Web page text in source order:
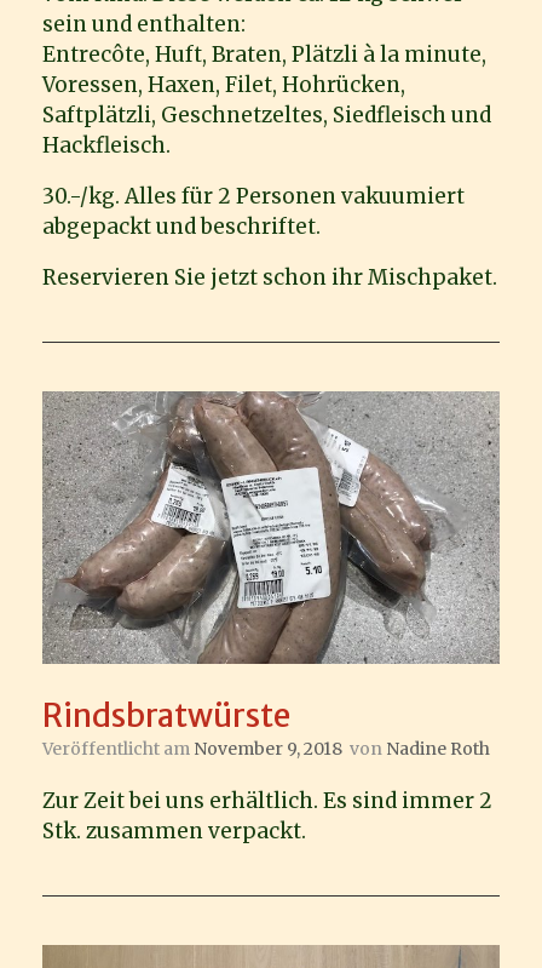
sein und enthalten:
Entrecôte, Huft, Braten, Plätzli à la minute,
Voressen, Haxen, Filet, Hohrücken,
Saftplätzli, Geschnetzeltes, Siedfleisch und
Hackfleisch.
30.-/kg. Alles für 2 Personen vakuumiert
abgepackt und beschriftet.
Reservieren Sie jetzt schon ihr Mischpaket.
Rindsbratwürste
Veröffentlicht am November 9, 2018 von Nadine Roth
Zur Zeit bei uns erhältlich. Es sind immer 2
Stk. zusammen verpackt.